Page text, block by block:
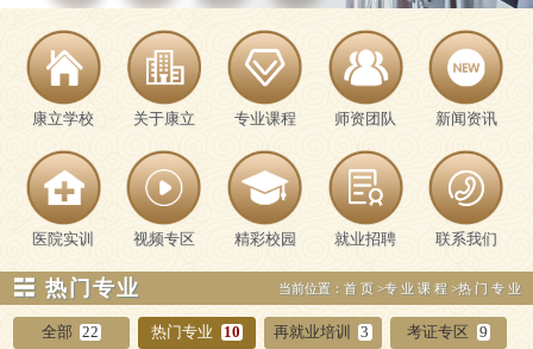
康立学校 关于康立 专业课程 师资团队 新闻资讯
医院实训 视频专区 精彩校园 就业招聘 联系我们
☵ 热门专业 当前位置： 首页 >专业课程 >热门专业
全部 22 热门专业 10 再就业培训 3 考证专区 9